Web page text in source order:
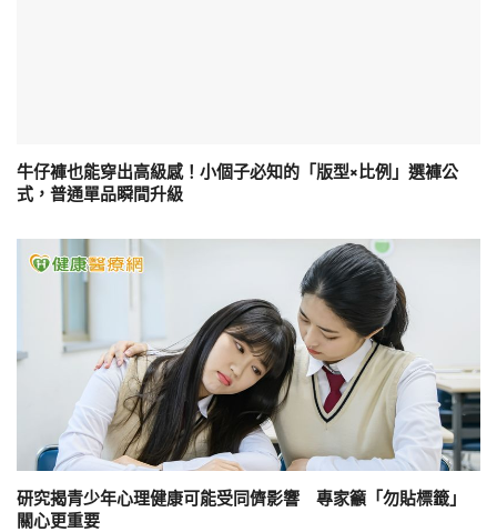
牛仔褲也能穿出高級感！小個子必知的「版型×比例」選褲公
式，普通單品瞬間升級
研究揭青少年心理健康可能受同儕影響 專家籲「勿貼標籤」
關心更重要